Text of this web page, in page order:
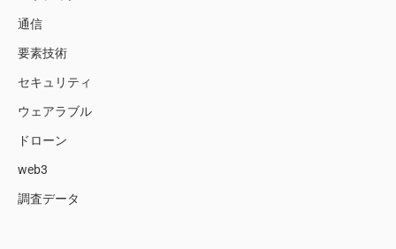
通信
要素技術
セキュリティ
ウェアラブル
ドローン
web3
調査データ